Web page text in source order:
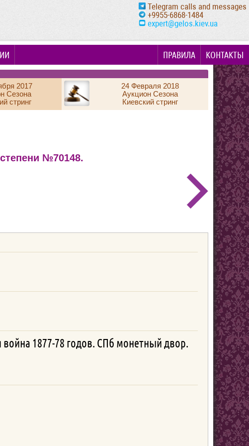
Telegram calls and messages
+9955-6868-1484
expert@gelos.kiev.ua
КОНТАКТЫ
ПРАВИЛА
2017
Сезона
стринг
24 Февраля 2018
Аукцион Сезона
Киевский стринг
№70148.
война 1877-78 годов. СПб монетный двор.